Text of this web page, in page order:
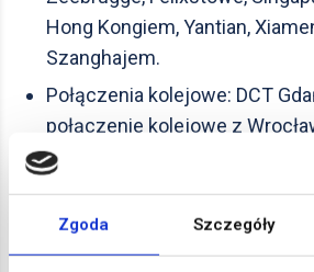
Zgoda Szczegóły
Hong Kongiem, Yantian,
Szanghajem.
Połączenia kolejowe: DCT
połączenie kolejowe z
Kaliszem, Gliwicami,
Lublinem, Warszawą i Ełkiem.